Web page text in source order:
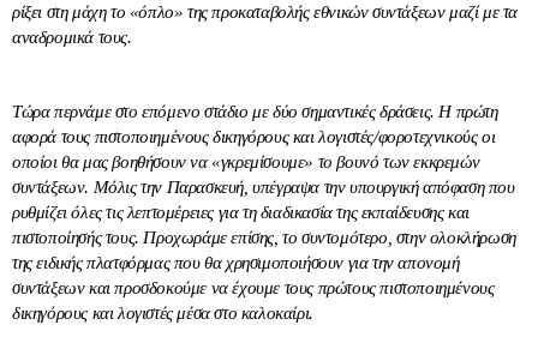
ρίξει στη μάχη το «όπλο» της προκαταβολής εθνικών συντάξεων μαζί με τα
αναδρομικά τους.
Τώρα περνάμε στο επόμενο στάδιο με δύο σημαντικές δράσεις. Η πρώτη
αφορά τους πιστοποιημένους δικηγόρους και λογιστές/φοροτεχνικούς οι
οποίοι θα μας βοηθήσουν να «γκρεμίσουμε» το βουνό των εκκρεμών
συντάξεων. Μόλις την Παρασκευή, υπέγραψα την υπουργική απόφαση που
ρυθμίζει όλες τις λεπτομέρειες για τη διαδικασία της εκπαίδευσης και
πιστοποίησής τους. Προχωράμε επίσης, το συντομότερο, στην ολοκλήρωση
της ειδικής πλατφόρμας που θα χρησιμοποιήσουν για την απονομή
συντάξεων και προσδοκούμε να έχουμε τους πρώτους πιστοποιημένους
δικηγόρους και λογιστές μέσα στο καλοκαίρι.